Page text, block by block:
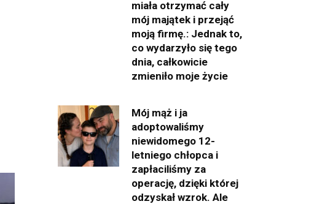
miała otrzymać cały
mój majątek i przejąć
moją firmę.: Jednak to,
co wydarzyło się tego
dnia, całkowicie
zmieniło moje życie
Mój mąż i ja
adoptowaliśmy
niewidomego 12-
letniego chłopca i
zapłaciliśmy za
operację, dzięki której
odzyskał wzrok. Ale